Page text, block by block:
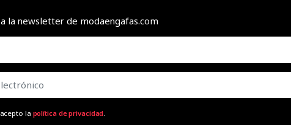
la newsletter de modaengafas.com
la política de privacidad